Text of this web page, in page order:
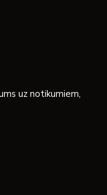
uz notikumiem,